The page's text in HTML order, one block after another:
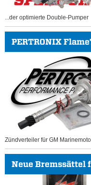
...der optimierte Double-Pumper
PERTRONIX
Zündverteiler für GM
Neue Bremssättel